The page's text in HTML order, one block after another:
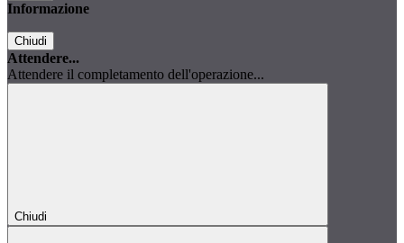
Informazione
Chiudi
Attendere...
Attendere il completamento dell'operazione...
Chiudi